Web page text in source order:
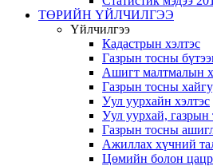
ТӨРИЙН ҮЙЛЧИЛГЭЭ
Үйлчилгээ
Кадастрын хэлтэс
Газрын тосны
Ашигт малтмалын
Газрын тосны
Уул уурхайн хэлтэс
Уул уурхай, газрын
Газрын тосны
Ажиллах хүчний
Цөмийн болон